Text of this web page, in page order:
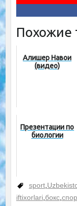
Похожие
Алишер Навои
(видео)
Презентации по
биологии
sport,
iftixorlari бокс,